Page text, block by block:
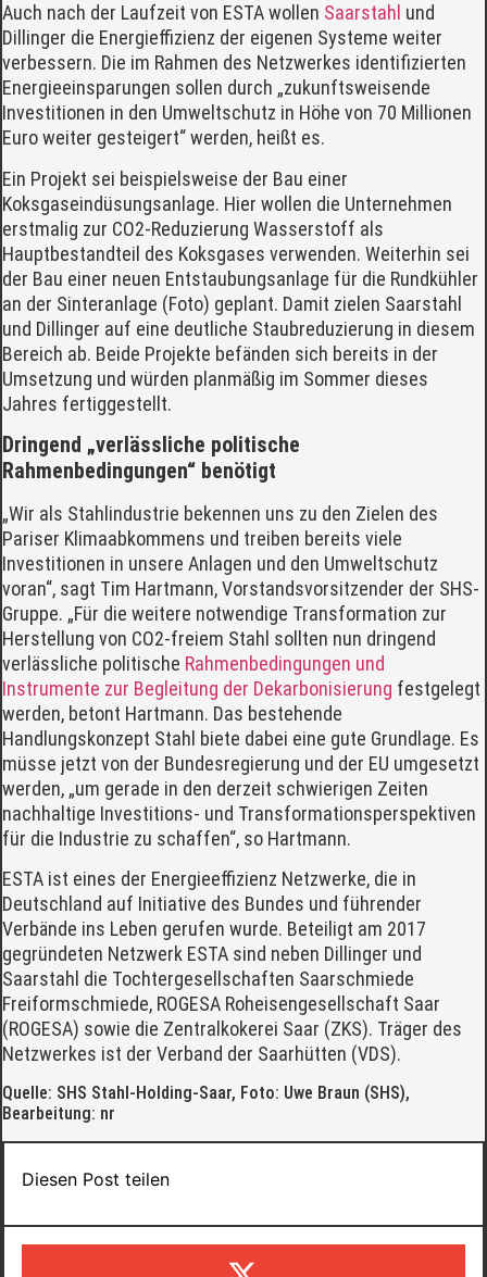
Auch nach der Laufzeit von ESTA wollen Saarstahl und
Dillinger die Energieffizienz der eigenen Systeme weiter
verbessern. Die im Rahmen des Netzwerkes identifizierten
Energieeinsparungen sollen durch „zukunftsweisende
Investitionen in den Umweltschutz in Höhe von 70 Millionen
Euro weiter gesteigert“ werden, heißt es.
Ein Projekt sei beispielsweise der Bau einer
Koksgaseindüsungsanlage. Hier wollen die Unternehmen
erstmalig zur CO2-Reduzierung Wasserstoff als
Hauptbestandteil des Koksgases verwenden. Weiterhin sei
der Bau einer neuen Entstaubungsanlage für die Rundkühler
an der Sinteranlage (Foto) geplant. Damit zielen Saarstahl
und Dillinger auf eine deutliche Staubreduzierung in diesem
Bereich ab. Beide Projekte befänden sich bereits in der
Umsetzung und würden planmäßig im Sommer dieses
Jahres fertiggestellt.
Dringend „verlässliche politische
Rahmenbedingungen“ benötigt
„Wir als Stahlindustrie bekennen uns zu den Zielen des
Pariser Klimaabkommens und treiben bereits viele
Investitionen in unsere Anlagen und den Umweltschutz
voran“, sagt Tim Hartmann, Vorstandsvorsitzender der SHS-
Gruppe. „Für die weitere notwendige Transformation zur
Herstellung von CO2-freiem Stahl sollten nun dringend
verlässliche politische Rahmenbedingungen und
Instrumente zur Begleitung der Dekarbonisierung festgelegt
werden, betont Hartmann. Das bestehende
Handlungskonzept Stahl biete dabei eine gute Grundlage. Es
müsse jetzt von der Bundesregierung und der EU umgesetzt
werden, „um gerade in den derzeit schwierigen Zeiten
nachhaltige Investitions- und Transformationsperspektiven
für die Industrie zu schaffen“, so Hartmann.
ESTA ist eines der Energieeffizienz Netzwerke, die in
Deutschland auf Initiative des Bundes und führender
Verbände ins Leben gerufen wurde. Beteiligt am 2017
gegründeten Netzwerk ESTA sind neben Dillinger und
Saarstahl die Tochtergesellschaften Saarschmiede
Freiformschmiede, ROGESA Roheisengesellschaft Saar
(ROGESA) sowie die Zentralkokerei Saar (ZKS). Träger des
Netzwerkes ist der Verband der Saarhütten (VDS).
Quelle: SHS Stahl-Holding-Saar, Foto: Uwe Braun (SHS),
Bearbeitung: nr
Diesen Post teilen